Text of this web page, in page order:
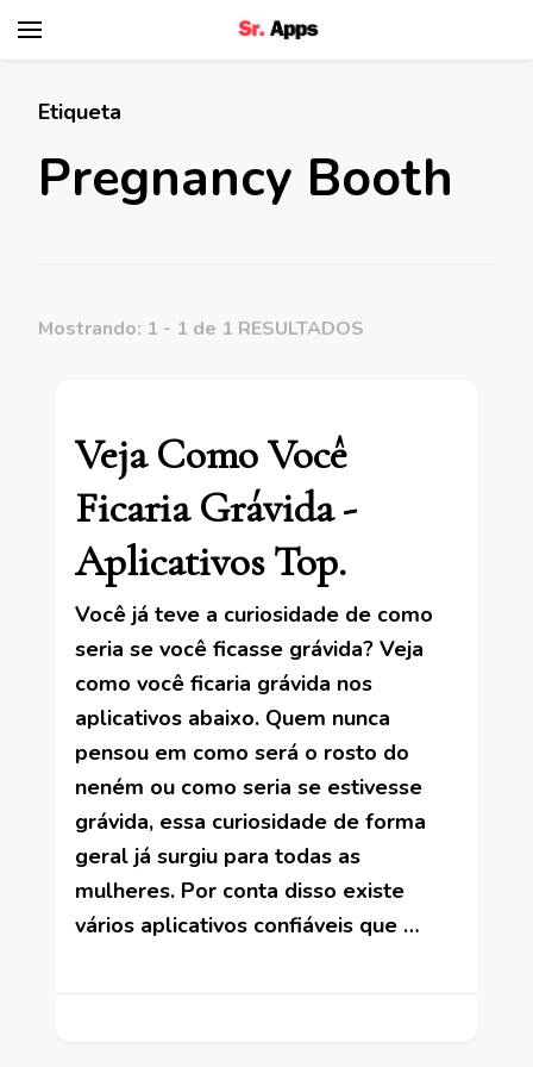
Etiqueta
Pregnancy Booth
Mostrando: 1 - 1 de 1 RESULTADOS
Veja Como Você
Ficaria Grávida -
Aplicativos Top.
Você já teve a curiosidade de como
seria se você ficasse grávida? Veja
como você ficaria grávida nos
aplicativos abaixo. Quem nunca
pensou em como será o rosto do
neném ou como seria se estivesse
grávida, essa curiosidade de forma
geral já surgiu para todas as
mulheres. Por conta disso existe
vários aplicativos confiáveis que …